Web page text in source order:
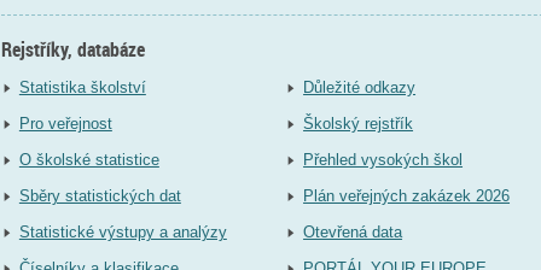
Rejstříky, databáze
Statistika školství
Pro veřejnost
O školské statistice
Sběry statistických dat
Statistické výstupy a analýzy
Důležité odkazy
Školský rejstřík
Přehled vysokých škol
Plán veřejných zakázek 2026
Otevřená data